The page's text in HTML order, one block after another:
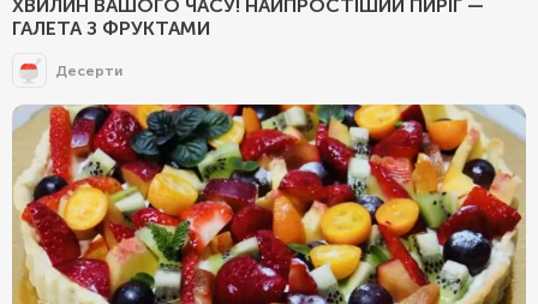
ХВИЛИН ВАШОГО ЧАСУ! НАЙПРОСТІШИЙ ПИРІГ —
ГАЛЕТА З ФРУКТАМИ
Десерти